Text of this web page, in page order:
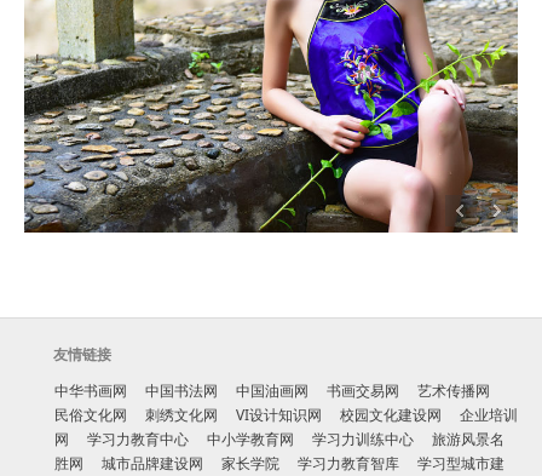
友情链接
中华书画网
中国书法网 中国油画网 书画交易网
艺术传播网
民俗文化网
刺绣文化网 VI设计知识网 校园文化建设网
企业培训
网
学习力教育中心 中小学教育网 学习力训练中心
旅游风景名
胜网
城市品牌建设网 家长学院 学习力教育智库
学习型城市建